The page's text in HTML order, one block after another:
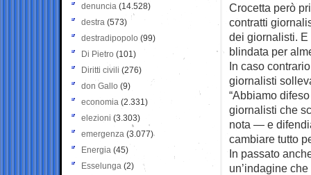
Crocetta però
contratti
dei giornalisti. E
blindata per
In caso
giornalisti
“Abbiamo
giornalisti che
nota — e
cambiare tutto
In passato
un’indagine
denuncia (14.528)
destra (573)
destradipopolo (99)
Di Pietro (101)
Diritti civili (276)
don Gallo (9)
economia (2.331)
elezioni (3.303)
emergenza (3.077)
Energia (45)
Esselunga (2)